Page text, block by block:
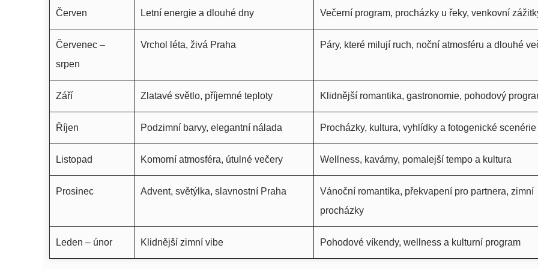
Červen Letní energie a dlouhé dny Večerní program, procházky u řeky, venkovní
Červenec –
srpen
Vrchol léta, živá Praha Páry, které milují ruch, noční atmosféru a dlouhé
Září Zlatavé světlo, příjemné teploty Klidnější romantika, gastronomie, pohodový
Říjen Podzimní barvy, elegantní nálada Procházky, kultura, vyhlídky a fotogenické scenérie
Listopad Komorní atmosféra, útulné večery Wellness, kavárny, pomalejší tempo a kultura
Prosinec Advent, světýlka, slavnostní Praha
Vánoční romantika, překvapení pro partnera, zimní
procházky
Leden – únor Klidnější zimní vibe Pohodové víkendy, wellness a kulturní program